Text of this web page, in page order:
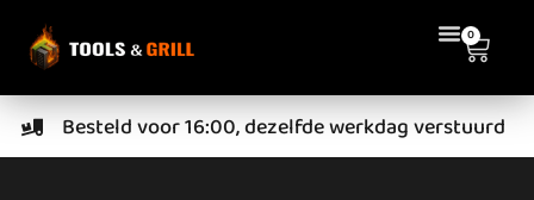
0
Besteld voor 16:00, dezelfde werkdag verstuurd